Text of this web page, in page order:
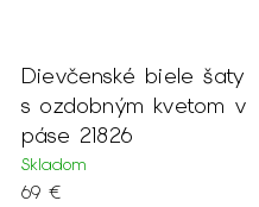
Dievčenské biele šaty
s ozdobným kvetom v
páse 21826
Skladom
69 €